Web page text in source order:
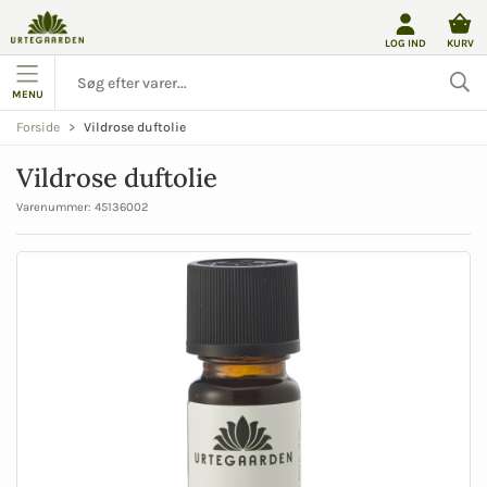
LOG IND KURV
MENU
Forside Vildrose duftolie
Vildrose duftolie
Varenummer: 45136002